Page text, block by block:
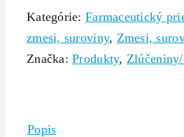
Kategórie: Farmaceutický
zmesi, suroviny, Zmesi,
Značka:Produkty,
Popis